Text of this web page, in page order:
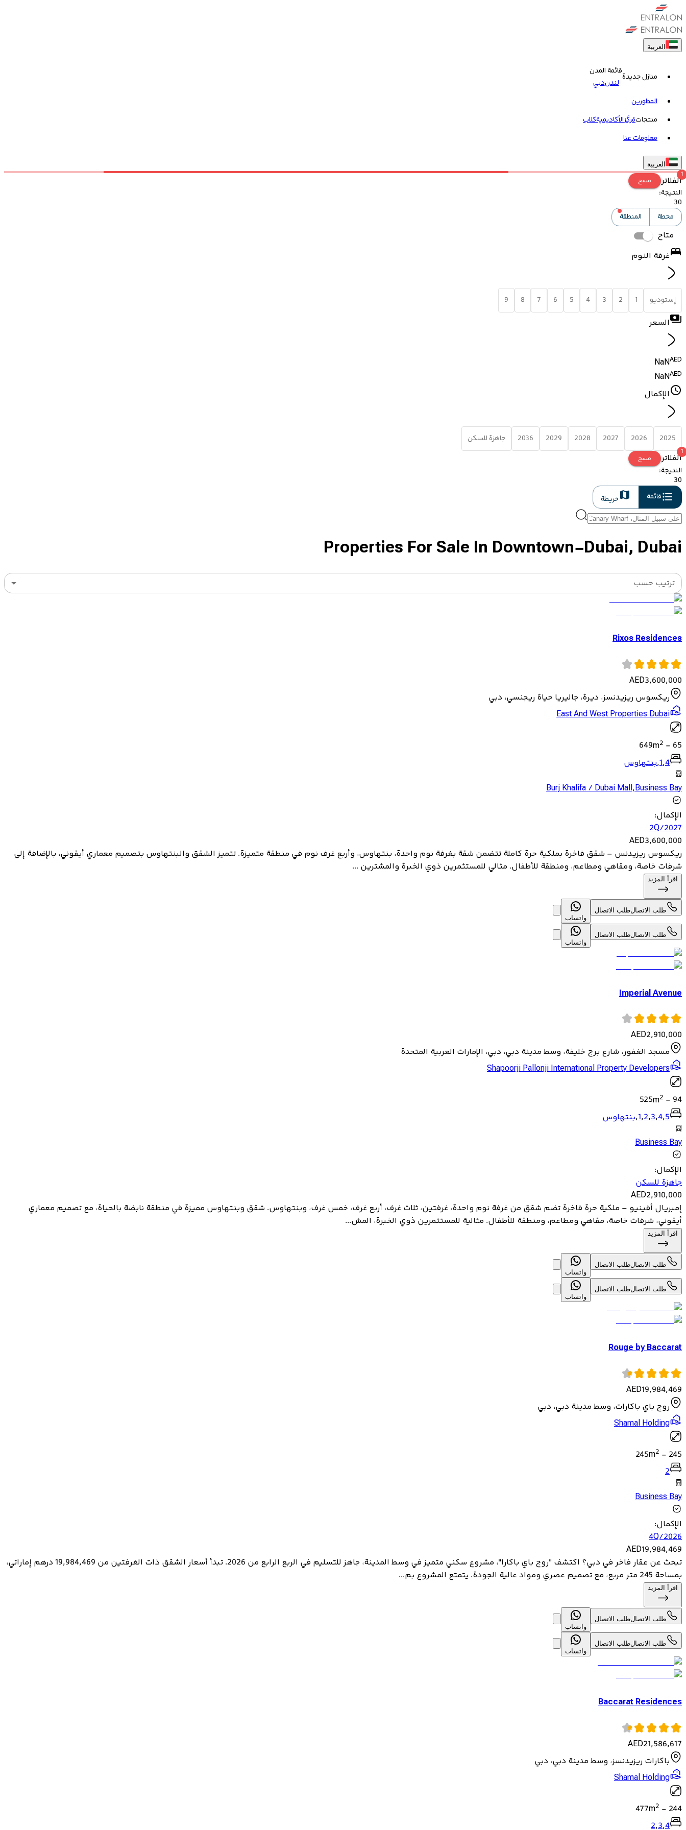
العربية
منازل جديدة
قائمة المدن
لندندبي
المطورين
منتجاتمَركَزالأكاديميةکلاب
معلومات عنا
العربية
الفلاتر
1
مسح
النتيجة:
30
محطة
المنطقة
متاح
غرفة النوم
إستوديو 1
2
3
4
5
6
7
8
9
السعر
NaNAED
NaNAED
الإكمال
2025
2026
2027
2028
2029
2036 جاهزة للسكن
الفلاتر
1
مسح
النتيجة:
30
قائمة
خريطة
Properties For Sale In Downtown-Dubai, Dubai
ترتيب حسب
Rixos Residences
AED3,600,000
ريكسوس ريزيدنسز، ديرة، جاليريا حياة ريجنسي، دبي
East And West Properties Dubai
65
-
649m2
1,4
,بنتهاوس
Burj Khalifa / Dubai Mall,Business Bay
الإكمال:
2Q/2027
AED3,600,000
ريكسوس ريزيدنس – شقق فاخرة بملكية حرة كاملة تتضمن شقة بغرفة نوم واحدة، بنتهاوس، وأربع غرف نوم في منطقة متميزة. تتميز الشقق والبنتهاوس بتصميم معماري أيقوني، بالإضافة إلى
شرفات خاصة، ومقاهي ومطاعم، ومنطقة للأطفال. مثالي للمستثمرين ذوي الخبرة والمشترين ...
اقرأ المزيد
طلب الاتصالطلب الاتصال
واتساب
طلب الاتصالطلب الاتصال
واتساب
Imperial Avenue
AED2,910,000
مسجد الغفور، شارع برج خليفة، وسط مدينة دبي، دبي، الإمارات العربية المتحدة
Shapoorji Pallonji International Property Developers
94
-
525m2
1,2,3,4,5
,بنتهاوس
Business Bay
الإكمال:
جاهزة للسكن
AED2,910,000
إمبريال أفينيو – ملكية حرة فاخرة تضم شقق من غرفة نوم واحدة، غرفتين، ثلاث غرف، أربع غرف، خمس غرف، وبنتهاوس. شقق وبنتهاوس مميزة في منطقة نابضة بالحياة، مع تصميم معماري
أيقوني، شرفات خاصة، مقاهي ومطاعم، ومنطقة للأطفال. مثالية للمستثمرين ذوي الخبرة، المش...
اقرأ المزيد
طلب الاتصالطلب الاتصال
واتساب
طلب الاتصالطلب الاتصال
واتساب
Rouge by Baccarat
AED19,984,469
روج باي باكارات، وسط مدينة دبي، دبي
Shamal Holding
245
-
245m2
2
Business Bay
الإكمال:
4Q/2026
AED19,984,469
تبحث عن عقار فاخر في دبي؟ اكتشف "روج باي باكارا"، مشروع سكني متميز في وسط المدينة، جاهز للتسليم في الربع الرابع من 2026. تبدأ أسعار الشقق ذات الغرفتين من 19,984,469 درهم إماراتي،
بمساحة 245 متر مربع، مع تصميم عصري ومواد عالية الجودة. يتمتع المشروع بم...
اقرأ المزيد
طلب الاتصالطلب الاتصال
واتساب
طلب الاتصالطلب الاتصال
واتساب
Baccarat Residences
AED21,586,617
باكارات ريزيدنسز، وسط مدينة دبي، دبي
Shamal Holding
244
-
477m2
2,3,4